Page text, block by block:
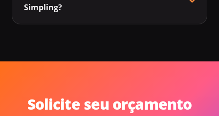
Simpling?
Solicite seu orçamento